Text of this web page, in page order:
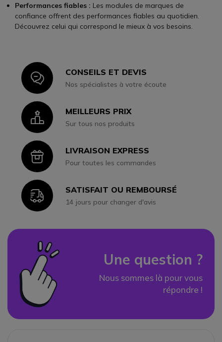
Performances fiables : Les modules de marques de
confiance offrent des performances fiables au quotidien.
Découvrez celui qui correspond le mieux à vos besoins.
IconCONSEILS ET DEVIS
Nos spécialistes à votre écoute
IconMEILLEURS PRIX
Sur tous nos produits
IconLIVRAISON EXPRESS
Pour toutes les commandes
IconSATISFAIT OU REMBOURSÉ
14 jours pour changer d'avis
Une question ?
Nous sommes là pour vous
répondre !